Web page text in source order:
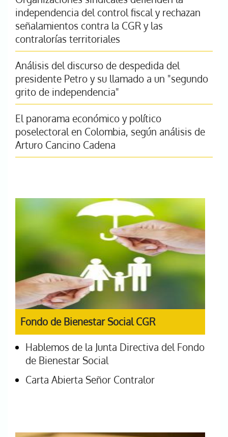
independencia del control fiscal y rechazan
señalamientos contra la CGR y las
contralorías territoriales
Análisis del discurso de despedida del
presidente Petro y su llamado a un "segundo
grito de independencia"
El panorama económico y político
poselectoral en Colombia, según análisis de
Arturo Cancino Cadena
Fondo de Bienestar Social CGR
Hablemos de la Junta Directiva del Fondo
de Bienestar Social
Carta Abierta Señor Contralor